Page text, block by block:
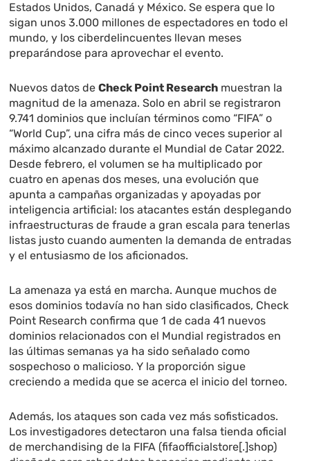
Estados Unidos, Canadá y México. Se espera que lo
sigan unos 3.000 millones de espectadores en todo el
mundo, y los ciberdelincuentes llevan meses
preparándose para aprovechar el evento.
Nuevos datos deCheck Point Research muestran la
magnitud de la amenaza. Solo en abril se registraron
9.741 dominios que incluían términos como “FIFA” o
“World Cup”, una cifra más de cinco veces superior al
máximo alcanzado durante el Mundial de Catar 2022.
Desde febrero, el volumen se ha multiplicado por
cuatro en apenas dos meses, una evolución que
apunta a campañas organizadas y apoyadas por
inteligencia artificial: los atacantes están desplegando
infraestructuras de fraude a gran escala para tenerlas
listas justo cuando aumenten la demanda de entradas
y el entusiasmo de los aficionados.
La amenaza ya está en marcha. Aunque muchos de
esos dominios todavía no han sido clasificados, Check
Point Research confirma que 1 de cada 41 nuevos
dominios relacionados con el Mundial registrados en
las últimas semanas ya ha sido señalado como
sospechoso o malicioso. Y la proporción sigue
creciendo a medida que se acerca el inicio del torneo.
Además, los ataques son cada vez más sofisticados.
Los investigadores detectaron una falsa tienda oficial
de merchandising de la FIFA (fifaofficialstore[.]shop)